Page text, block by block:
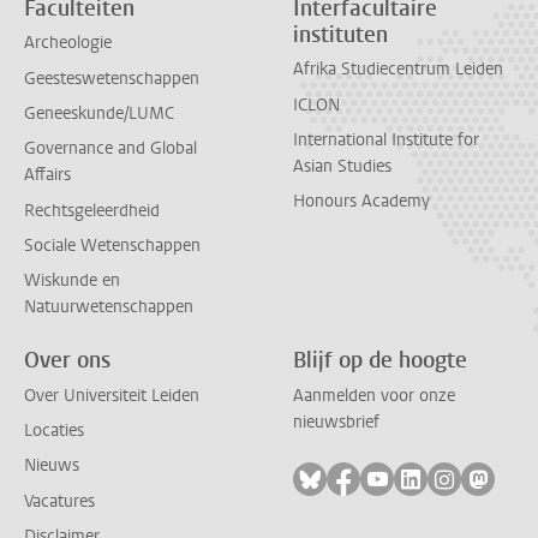
Faculteiten
Archeologie
Geesteswetenschappen
Geneeskunde/LUMC
Governance and Global
Affairs
Rechtsgeleerdheid
Sociale Wetenschappen
Wiskunde en
Natuurwetenschappen
Interfacultaire
instituten
Afrika Studiecentrum Leiden
ICLON
International Institute for
Asian Studies
Honours Academy
Over ons
Over Universiteit Leiden
Locaties
Nieuws
Vacatures
Blijf op de hoogte
Aanmelden voor onze
nieuwsbrief
Volg ons op bluesky
Volg ons op facebook
Volg ons op
Volg ons op
Volg ons
Volg